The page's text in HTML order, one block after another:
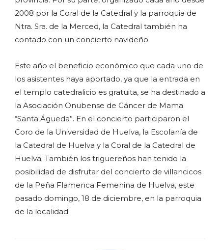
2008 por la Coral de la Catedral y la parroquia de
Ntra. Sra. de la Merced, la Catedral también ha
contado con un concierto navideño.
Este año el beneficio económico que cada uno de
los asistentes haya aportado, ya que la entrada en
el templo catedralicio es gratuita, se ha destinado a
la Asociación Onubense de Cáncer de Mama
“Santa Águeda”. En el concierto participaron el
Coro de la Universidad de Huelva, la Escolanía de
la Catedral de Huelva y la Coral de la Catedral de
Huelva. También los triguereños han tenido la
posibilidad de disfrutar del concierto de villancicos
de la Peña Flamenca Femenina de Huelva, este
pasado domingo, 18 de diciembre, en la parroquia
de la localidad.